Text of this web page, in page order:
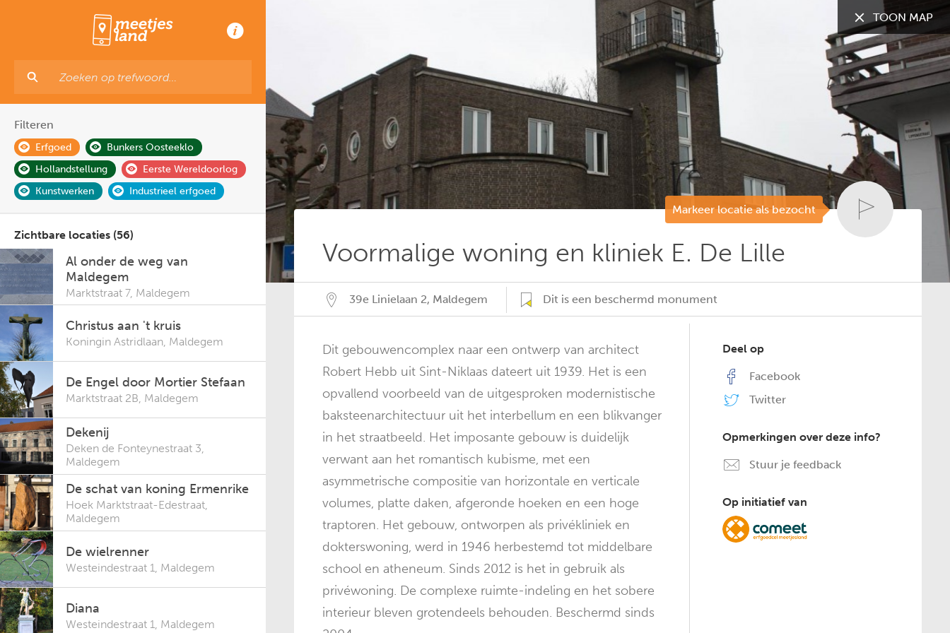
Alle gemeenten
Markeer locatie als bezocht
Voormalige woning en kliniek E. De Lille
39e Linielaan 2, Maldegem Dit is een beschermd monument
Dit gebouwencomplex naar een ontwerp van architect
Robert Hebb uit Sint-Niklaas dateert uit 1939. Het is een
opvallend voorbeeld van de uitgesproken modernistische
baksteenarchitectuur uit het interbellum en een blikvanger
in het straatbeeld. Het imposante gebouw is duidelijk
verwant aan het romantisch kubisme, met een
asymmetrische compositie van horizontale en verticale
volumes, platte daken, afgeronde hoeken en een hoge
traptoren. Het gebouw, ontworpen als privékliniek en
dokterswoning, werd in 1946 herbestemd tot middelbare
school en atheneum. Sinds 2012 is het in gebruik als
privéwoning. De complexe ruimte-indeling en het sobere
interieur bleven grotendeels behouden. Beschermd sinds
Deel op
Facebook
Twitter
Opmerkingen over deze info?
Stuur je feedback
Op initiatief van
TOON MAP
Filteren
Erfgoed
Bunkers Oosteeklo
Hollandstellung
Eerste Wereldoorlog
Kunstwerken
Industrieel erfgoed
Zichtbare locaties (56)
Al onder de weg van
Maldegem
Marktstraat 7, Maldegem
Christus aan 't kruis
Koningin Astridlaan, Maldegem
De Engel door Mortier Stefaan
Marktstraat 2B, Maldegem
Dekenij
Deken de Fonteynestraat 3
Maldegem
De schat van koning Ermenrike
Hoek Marktstraat-Edestraat
Maldegem
De wielrenner
Westeindestraat 1, Maldegem
Diana
Westeindestraat 1, Maldegem